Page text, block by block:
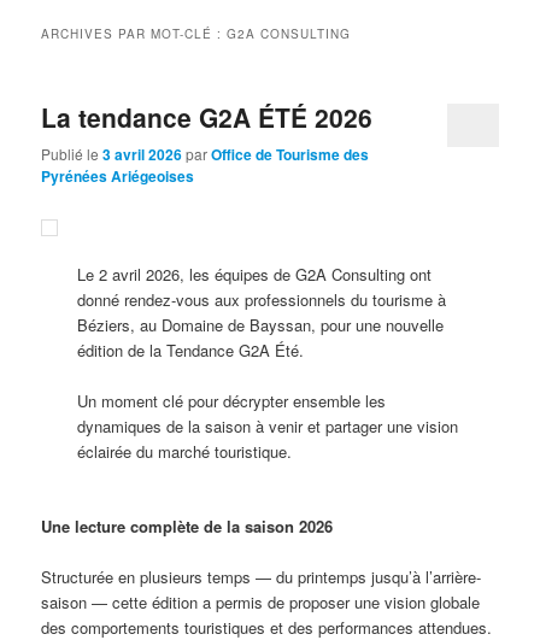
ARCHIVES PAR MOT-CLÉ :G2A CONSULTING
La tendance G2A ÉTÉ 2026
Publié le3 avril 2026parOffice de Tourisme des
Pyrénées Ariégeoises
Le 2 avril 2026, les équipes de G2A Consulting ont
donné rendez-vous aux professionnels du tourisme à
Béziers, au Domaine de Bayssan, pour une nouvelle
édition de la Tendance G2A Été.
Un moment clé pour décrypter ensemble les
dynamiques de la saison à venir et partager une vision
éclairée du marché touristique.
Une lecture complète de la saison 2026
Structurée en plusieurs temps — du printemps jusqu’à l’arrière-
saison — cette édition a permis de proposer une vision globale
des comportements touristiques et des performances attendues.